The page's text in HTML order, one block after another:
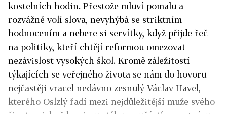
kostelních hodin. Přestože mluví pomalu a
rozvážně volí slova, nevyhýbá se striktním
hodnocením a nebere si servítky, když přijde řeč
na politiky, kteří chtějí reformou omezovat
nezávislost vysokých škol. Kromě záležitostí
týkajících se veřejného života se nám do hovoru
nejčastěji vracel nedávno zesnulý Václav Havel,
kterého Oslzlý řadí mezi nejdůležitější muže svého